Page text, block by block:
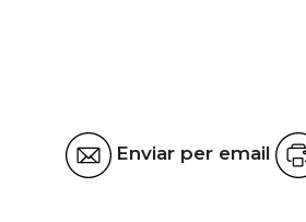
Enviar per email